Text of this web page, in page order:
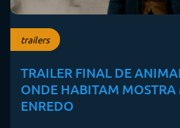
trailers
TRAILER FINAL DE
ONDE HABITAM MOSTRA
ENREDO